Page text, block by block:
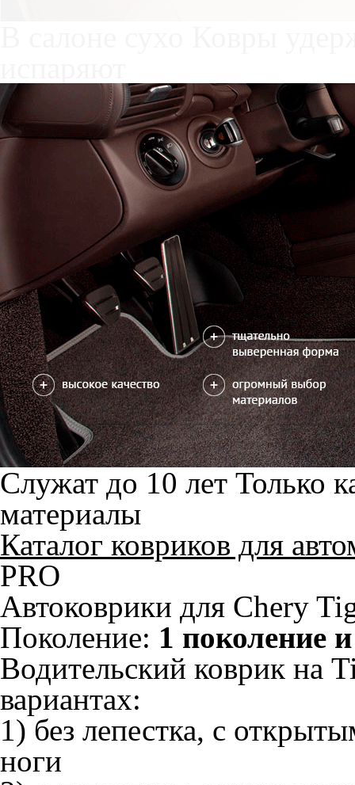
Каталог ковриков для
PRO
Автоковрики для Chery
Поколение:1 поколение
Водительский коврик на
вариантах:
1) без лепестка, с
ноги
2) с лепестком,
ноги
Салон
4 коврика
можете уточнить
Без лепестка
Коврик на центральный тоннель
отдельно или слитно с задним
ковриком
можете уточнить
Отдельно
Слитно с левым
Слитно с правым
Фурнитура